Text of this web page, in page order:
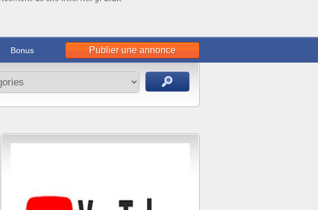
Bonus Publier une annonce